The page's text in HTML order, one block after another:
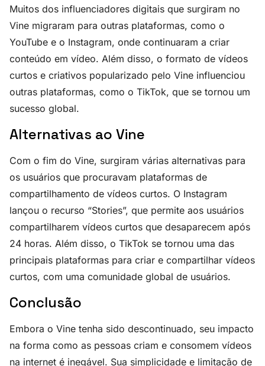
Muitos dos influenciadores digitais que surgiram no
Vine migraram para outras plataformas, como o
YouTube e o Instagram, onde continuaram a criar
conteúdo em vídeo. Além disso, o formato de vídeos
curtos e criativos popularizado pelo Vine influenciou
outras plataformas, como o TikTok, que se tornou um
sucesso global.
Alternativas ao Vine
Com o fim do Vine, surgiram várias alternativas para
os usuários que procuravam plataformas de
compartilhamento de vídeos curtos. O Instagram
lançou o recurso “Stories”, que permite aos usuários
compartilharem vídeos curtos que desaparecem após
24 horas. Além disso, o TikTok se tornou uma das
principais plataformas para criar e compartilhar vídeos
curtos, com uma comunidade global de usuários.
Conclusão
Embora o Vine tenha sido descontinuado, seu impacto
na forma como as pessoas criam e consomem vídeos
na internet é inegável. Sua simplicidade e limitação de